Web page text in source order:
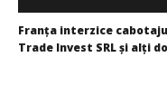
Franța interzice
Trade Invest SRL şi alți